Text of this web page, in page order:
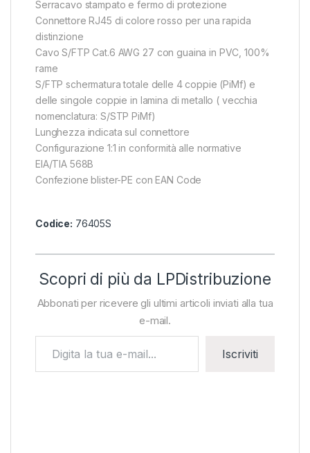
Serracavo stampato e fermo di protezione
Connettore RJ45 di colore rosso per una rapida
distinzione
Cavo S/FTP Cat.6 AWG 27 con guaina in PVC, 100%
rame
S/FTP schermatura totale delle 4 coppie (PiMf) e
delle singole coppie in lamina di metallo ( vecchia
nomenclatura: S/STP PiMf)
Lunghezza indicata sul connettore
Configurazione 1:1 in conformità alle normative
EIA/TIA 568B
Confezione blister-PE con EAN Code
Codice: 76405S
Scopri di più da LPDistribuzione
Abbonati per ricevere gli ultimi articoli inviati alla tua
e-mail.
Iscriviti